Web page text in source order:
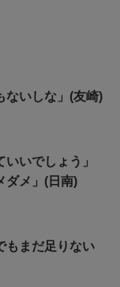
ないしな」(友崎)
いでしょう」
ダメ」(日南)
もまだ足りない